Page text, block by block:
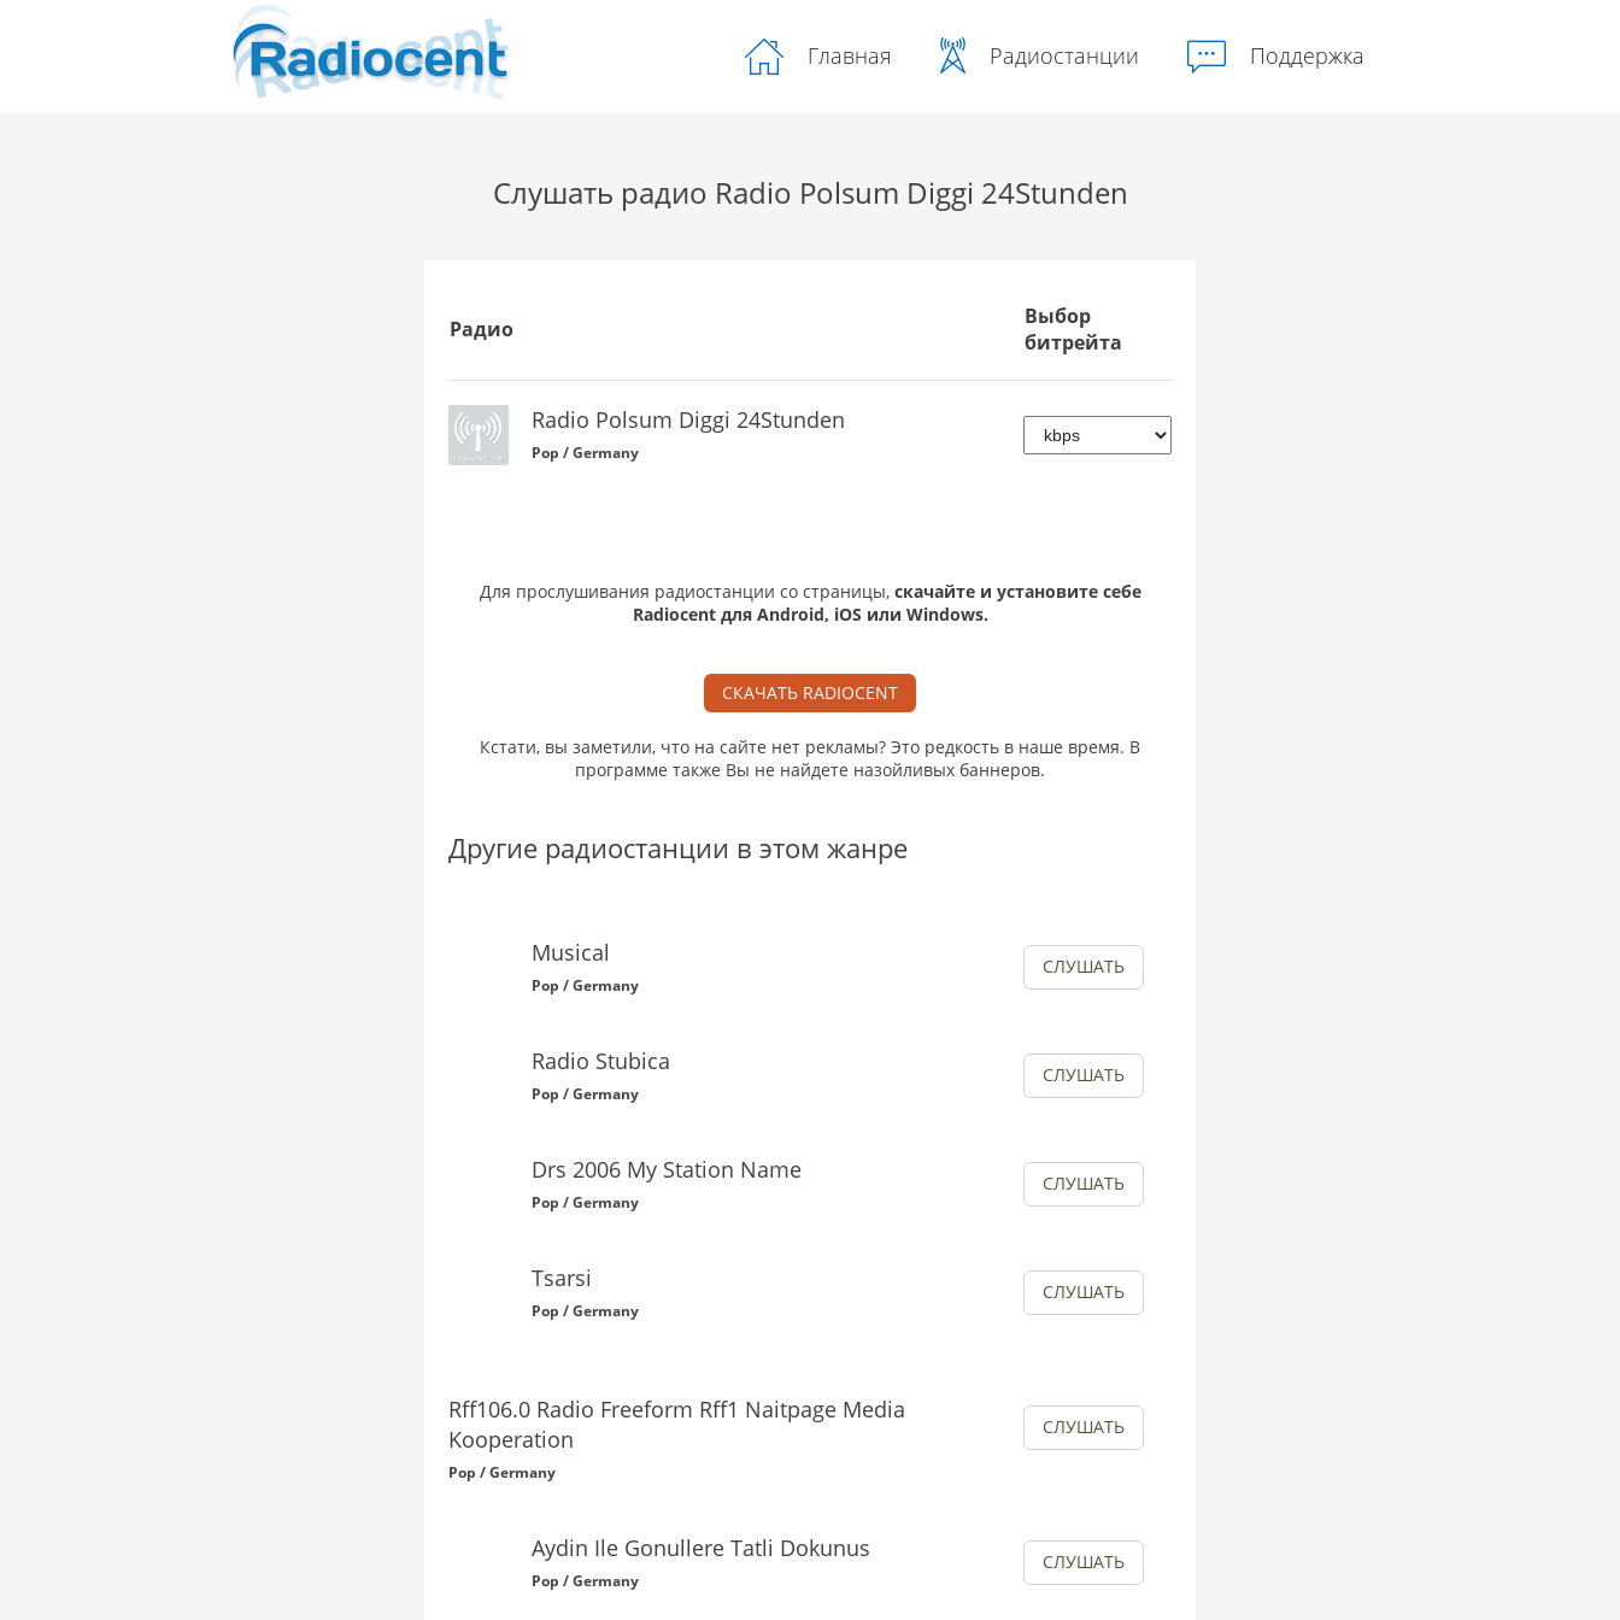
Главная Радиостанции Поддержка
Слушать радио Radio Polsum Diggi 24Stunden
Радио
Выбор
битрейта
Radio Polsum Diggi 24Stunden
Pop / Germany
Для прослушивания радиостанции со страницы, скачайте и установите себе
Radiocent для Android, iOS или Windows.
СКАЧАТЬ RADIOCENT
Кстати, вы заметили, что на сайте нет рекламы? Это редкость в наше время. В
программе также Вы не найдете назойливых баннеров.
Другие радиостанции в этом жанре
Musical
Pop / Germany
СЛУШАТЬ
Radio Stubica
Pop / Germany
СЛУШАТЬ
Drs 2006 My Station Name
Pop / Germany
СЛУШАТЬ
Tsarsi
Pop / Germany
СЛУШАТЬ
Rff106.0 Radio Freeform Rff1 Naitpage Media
Kooperation
Pop / Germany
СЛУШАТЬ
Aydin Ile Gonullere Tatli Dokunus
Pop / Germany
СЛУШАТЬ